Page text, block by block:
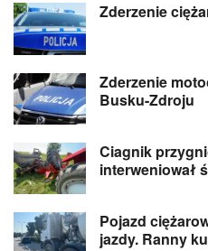
Zderzenie
Zderzenie
Busku-Zdroju
Ciagnik
interweniował
Pojazd
jazdy. Ranny